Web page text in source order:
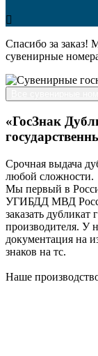
Спасибо за заказ!
сувенирные
«ГосЗнак
Срочная выдача
любой сложности.
Мы первый в
УГИБДД МВД
заказать
производителя. У
документация на
знаков на тс.
Наше